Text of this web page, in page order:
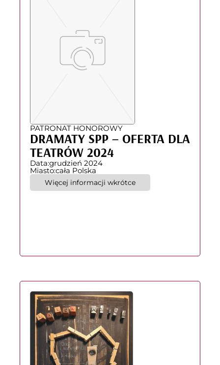
PATRONAT HONOROWY
DRAMATY SPP – OFERTA DLA
TEATRÓW 2024
Data:grudzień 2024
Miasto:cała Polska
Więcej informacji wkrótce